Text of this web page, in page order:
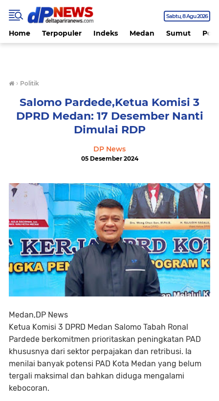
Sabtu 8 Agu 2026
Home Terpopuler Indeks Medan Sumut
› Politik
Salomo Pardede,Ketua Komisi 3
DPRD Medan: 17 Desember Nanti
Dimulai RDP
DP News
05 Desember 2024
Medan,DP News
Ketua Komisi 3 DPRD Medan Salomo Tabah Ronal
Pardede berkomitmen prioritaskan peningkatan PAD
khususnya dari sektor perpajakan dan retribusi. Ia
menilai banyak potensi PAD Kota Medan yang belum
tergali maksimal dan bahkan diduga mengalami
kebocoran.